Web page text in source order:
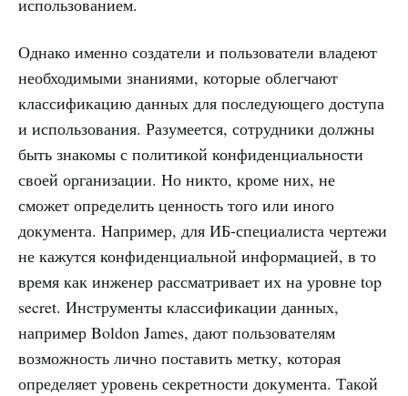
Однако именно создатели и пользователи владеют
необходимыми знаниями, которые облегчают
классификацию данных для последующего доступа
и использования. Разумеется, сотрудники должны
быть знакомы с политикой конфиденциальности
своей организации. Но никто, кроме них, не
сможет определить ценность того или иного
документа. Например, для ИБ-специалиста чертежи
не кажутся конфиденциальной информацией, в то
время как инженер рассматривает их на уровне top
secret. Инструменты классификации данных,
например Boldon James, дают пользователям
возможность лично поставить метку, которая
определяет уровень секретности документа. Такой